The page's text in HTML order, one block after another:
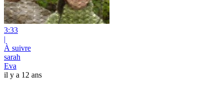
3:33
|
À suivre
sarah
Eva
il y a 12 ans